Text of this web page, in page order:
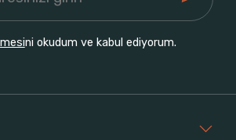
ni okudum ve kabul ediyorum.